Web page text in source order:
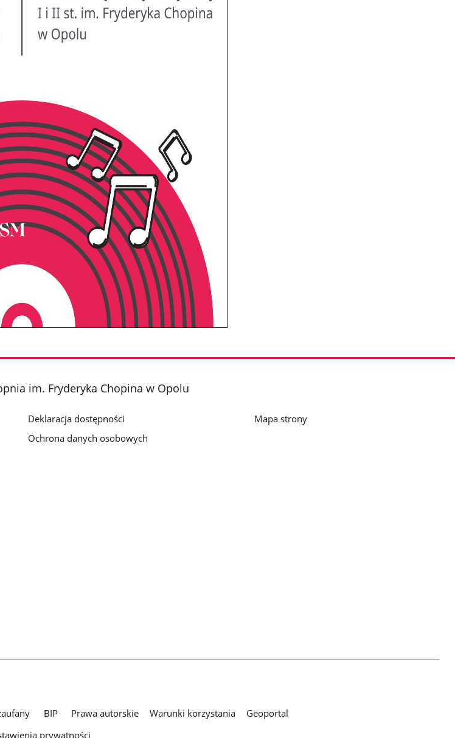
im. Fryderyka Chopina w Opolu
Deklaracja dostępności
Ochrona danych osobowych
Mapa strony
BIP Prawa autorskie Warunki korzystania
Geoportal
prywatności